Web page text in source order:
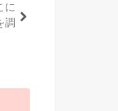
に
調